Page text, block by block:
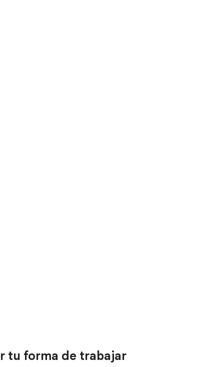
tu forma de trabajar